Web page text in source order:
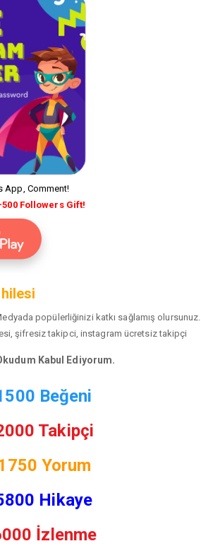
App, Comment!
Followers Gift!
popülerliğinizi katkı sağlamış olursunuz.
şifresiz takipci, instagram ücretsiz takipçi
Kabul Ediyorum.
Beğeni
Takipçi
Yorum
Hikaye
İzlenme